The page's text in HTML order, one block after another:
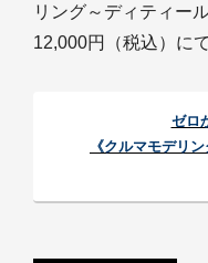
リング～ディティー
12,000円（税込）に
ゼロ
《クルマモデリ